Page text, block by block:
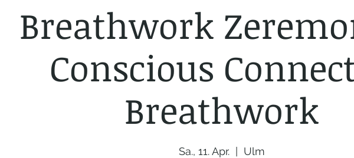
Breathwork
Conscious
Breathwork
Sa., 11. Apr. Ulm